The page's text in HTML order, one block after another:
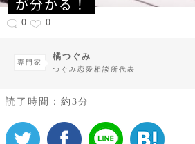
が分かる！
0 0
専門家
橘つぐみ
つぐみ恋愛相談所代表
読了時間：約3分